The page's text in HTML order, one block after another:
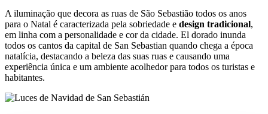
A iluminação que decora as ruas de São Sebastião todos os anos
para o Natal é caracterizada pela sobriedade e design tradicional,
em linha com a personalidade e cor da cidade. El dorado inunda
todos os cantos da capital de San Sebastian quando chega a época
natalícia, destacando a beleza das suas ruas e causando uma
experiência única e um ambiente acolhedor para todos os turistas e
habitantes.